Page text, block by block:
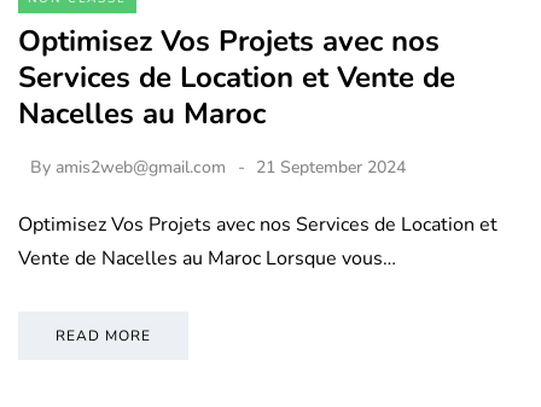
Optimisez Vos Projets avec nos
Services de Location et Vente de
Nacelles au Maroc
By amis2web@gmail.com 21 September 2024
Optimisez Vos Projets avec nos Services de Location et
Vente de Nacelles au Maroc Lorsque vous…
READ MORE